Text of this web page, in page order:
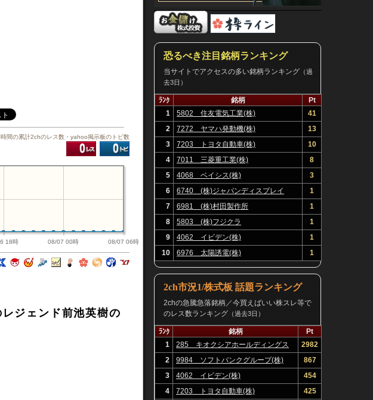
間の累計2chのレス数・yahoo掲示板のトピ数
18時 08/07 00時 08/07 06時
ジェンド前池英樹の
恐るべき注目銘柄ランキング
当サイトでアクセスの多い銘柄ランキング（過
去3日）
ﾗﾝｸ 銘柄
Pt
1
5802 住友電気工業(株)
41
2
7272 ヤマハ発動機(株)
13
3
7203 トヨタ自動車(株)
10
4
7011 三菱重工業(株)
8
5
4068 ベイシス(株)
3
6
6740 (株)ジャパンディスプレイ
1
7
6981 (株)村田製作所
1
8
5803 (株)フジクラ
1
9
4062 イビデン(株)
1
10
6976 太陽誘電(株) 1
2ch市況1/株式板 話題ランキング
2chの急騰急落銘柄／今買えばいい株スレ等で
のレス数ランキング（過去3日）
ﾗﾝｸ 銘柄
Pt
1
285 キオクシアホールディングス
(株)
2982
2
9984 ソフトバンクグループ(株)
867
3
4062 イビデン(株)
454
4
7203 トヨタ自動車(株)
425